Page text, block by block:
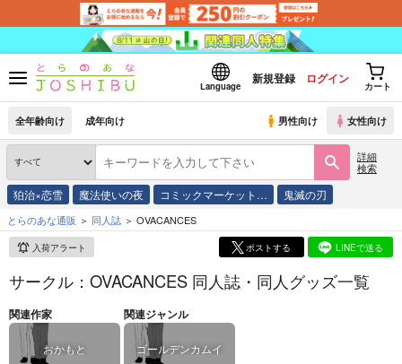
Language
新規登録 ログイン
カート
全年齢向け 成年向け 男性向け 女性向け
詳細
検索
狛治×恋雪 魔法使いの夜 コミックマーケット… 鬼滅の刃
とらのあな通販 同人誌 OVACANCES
入荷アラート ポストする LINEで送る
サークル：OVACANCES 同人誌・同人グッズ一覧
関連作家
おかもと
関連ジャンル
ゴールデンカムイ